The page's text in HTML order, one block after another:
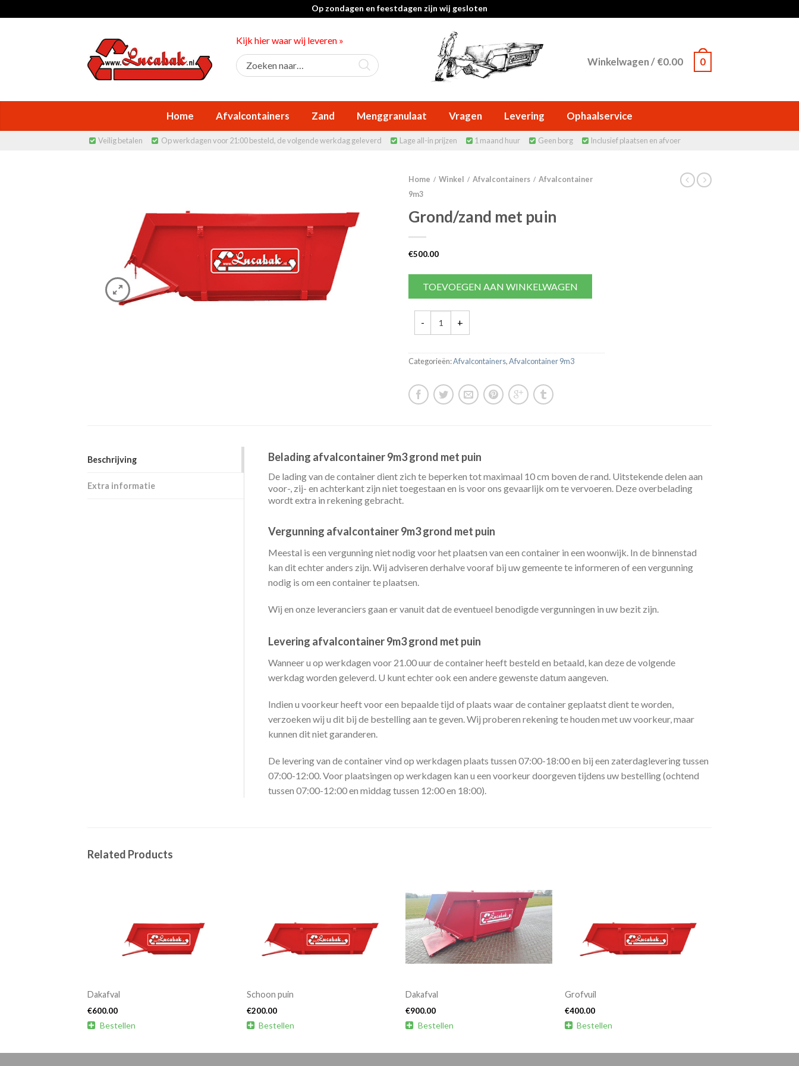
Op zondagen en feestdagen zijn wij gesloten
Kijk hier waar wij leveren »
Winkelwagen/€0.00 0
Home Afvalcontainers Zand Menggranulaat Vragen Levering Ophaalservice
 Veilig betalen  Op werkdagen voor 21:00 besteld, de volgende werkdag geleverd  Lage all-in prijzen  1 maand huur  Geen borg  Inclusief plaatsen en afvoer
Home / Winkel / Afvalcontainers / Afvalcontainer
9m3
Grond/zand met puin
€500.00
TOEVOEGEN AAN WINKELWAGEN
Categorieën:Afvalcontainers,Afvalcontainer 9m3
Beschrijving
Extra informatie
Belading afvalcontainer 9m3 grond met puin
De lading van de container dient zich te beperken tot maximaal 10 cm boven de rand. Uitstekende delen aan
voor-, zij- en achterkant zijn niet toegestaan en is voor ons gevaarlijk om te vervoeren. Deze overbelading
wordt extra in rekening gebracht.
Vergunning afvalcontainer 9m3 grond met puin
Meestal is een vergunning niet nodig voor het plaatsen van een container in een woonwijk. In de binnenstad
kan dit echter anders zijn. Wij adviseren derhalve vooraf bij uw gemeente te informeren of een vergunning
nodig is om een container te plaatsen.
Wij en onze leveranciers gaan er vanuit dat de eventueel benodigde vergunningen in uw bezit zijn.
Levering afvalcontainer 9m3 grond met puin
Wanneer u op werkdagen voor 21.00 uur de container heeft besteld en betaald, kan deze de volgende
werkdag worden geleverd. U kunt echter ook een andere gewenste datum aangeven.
Indien u voorkeur heeft voor een bepaalde tijd of plaats waar de container geplaatst dient te worden,
verzoeken wij u dit bij de bestelling aan te geven. Wij proberen rekening te houden met uw voorkeur, maar
kunnen dit niet garanderen.
De levering van de container vind op werkdagen plaats tussen 07:00-18:00 en bij een zaterdaglevering tussen
07:00-12:00. Voor plaatsingen op werkdagen kan u een voorkeur doorgeven tijdens uw bestelling (ochtend
tussen 07:00-12:00 en middag tussen 12:00 en 18:00).
Related Products
Dakafval
€600.00
 Bestellen
Schoon puin
€200.00
 Bestellen
Dakafval
€900.00
 Bestellen
Grofvuil
€400.00
 Bestellen